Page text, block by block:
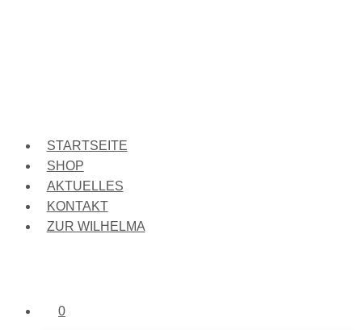
STARTSEITE
SHOP
AKTUELLES
KONTAKT
ZUR WILHELMA
0